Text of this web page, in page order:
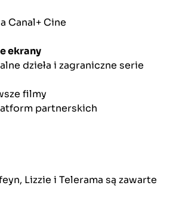
Canal+ Cine
ekrany
dzieła i zagraniczne serie
filmy
partnerskich
Lizzie i Telerama są zawarte